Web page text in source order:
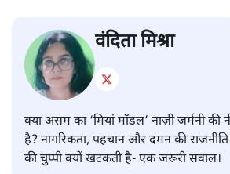
वंदिता मिश्रा
क्या असम का ‘मियां मॉडल’ नाज़ी जर्मनी की
है? नागरिकता, पहचान और दमन की
की चुप्पी क्यों खटकती है- एक जरूरी सवाल।